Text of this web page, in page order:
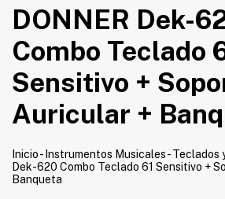
DONNER Dek-
Combo Teclado
Sensitivo +
Auricular +
Inicio- Instrumentos Musicales- Teclados
Dek-620 Combo Teclado 61 Sensitivo +
Banqueta